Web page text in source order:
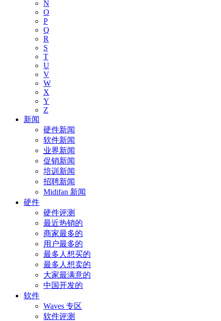
N
O
P
Q
R
S
T
U
V
W
X
Y
Z
新闻
硬件新闻
软件新闻
业界新闻
促销新闻
培训新闻
招聘新闻
Midifan 新闻
硬件
硬件评测
最近热销的
商家最多的
用户最多的
最多人想买的
最多人想卖的
大家最满意的
中国开发的
软件
Waves 专区
软件评测